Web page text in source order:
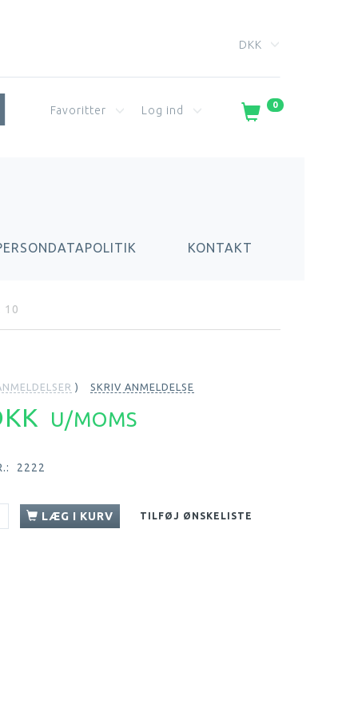
DKK
0
Favoritter Log ind
KONTAKT
10
SKRIV ANMELDELSE
U/MOMS
2222
LÆG I KURV TILFØJ ØNSKELISTE